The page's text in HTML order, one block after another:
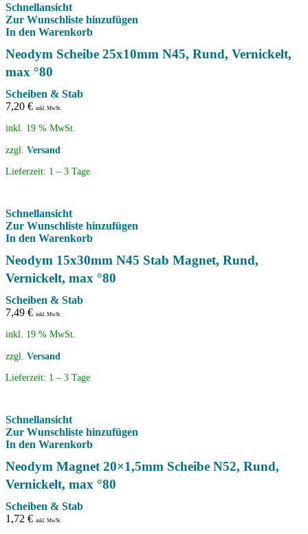
Schnellansicht
Zur Wunschliste hinzufügen
In den Warenkorb
Neodym Scheibe 25x10mm N45, Rund, Vernickelt,
max °80
Scheiben & Stab
7,20 € inkl. MwSt.
inkl. 19 % MwSt.
zzgl. Versand
Lieferzeit: 1 – 3 Tage
Schnellansicht
Zur Wunschliste hinzufügen
In den Warenkorb
Neodym 15x30mm N45 Stab Magnet, Rund,
Vernickelt, max °80
Scheiben & Stab
7,49 € inkl. MwSt.
inkl. 19 % MwSt.
zzgl. Versand
Lieferzeit: 1 – 3 Tage
Schnellansicht
Zur Wunschliste hinzufügen
In den Warenkorb
Neodym Magnet 20×1,5mm Scheibe N52, Rund,
Vernickelt, max °80
Scheiben & Stab
1,72 € inkl. MwSt.